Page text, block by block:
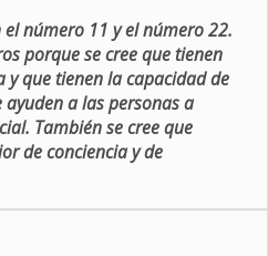
número 11 y el número 22.
porque se cree que tienen
que tienen la capacidad de
a las personas a
También se cree que
de conciencia y de